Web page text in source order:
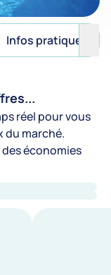
Infos pratiques
réel pour vous
du marché.
économies